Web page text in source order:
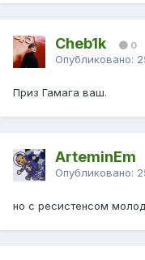
Cheb1k 0
Опубликовано:
Приз Гамага ваш.
ArteminEm
Опубликовано:
но с ресистенсом